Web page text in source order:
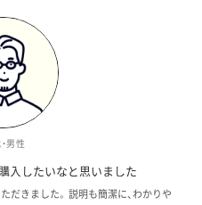
男性
入したいなと思いました
だきました。 説明も簡潔に、わかりや